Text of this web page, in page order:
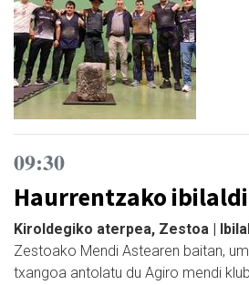
09:30
Haurrentzako
Kiroldegiko aterpea, Zestoa |
Zestoako Mendi Astearen baitan,
txangoa antolatu du Agiro mendi